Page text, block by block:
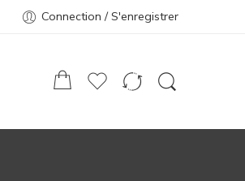
Connection / S'enregistrer